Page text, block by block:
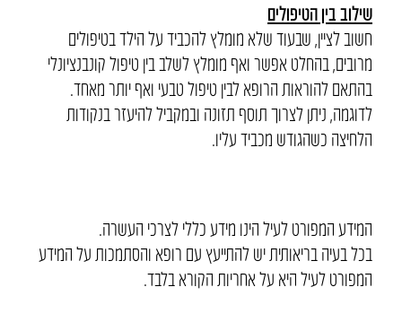
שילוב בין הטיפולים
חשוב לציין, שבעוד שלא מומלץ להכביד על הילד בטיפולים
מרובים, בהחלט אפשר ואף מומלץ לשלב בין טיפול קונבנציונלי
בהתאם להוראות הרופא לבין טיפול טבעי ואף יותר מאחד.
לדוגמה, ניתן לצרוך תוסף תזונה ובמקביל להיעזר בנקודות
הלחיצה כשהגודש מכביד עליו.
המידע המפורט לעיל הינו מידע כללי לצרכי העשרה.
בכל בעיה בריאותית יש להתייעץ עם רופא והסתמכות על המידע
המפורט לעיל היא על אחריות הקורא בלבד.